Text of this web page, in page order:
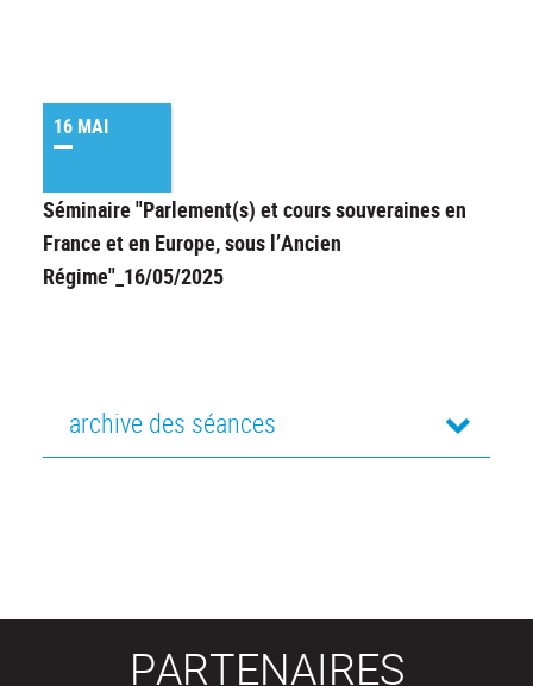
16 MAI
Séminaire "Parlement(s) et cours souveraines en
France et en Europe, sous l’Ancien
Régime"_16/05/2025
archive des séances
PARTENAIRES